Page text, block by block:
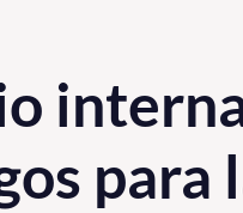
para